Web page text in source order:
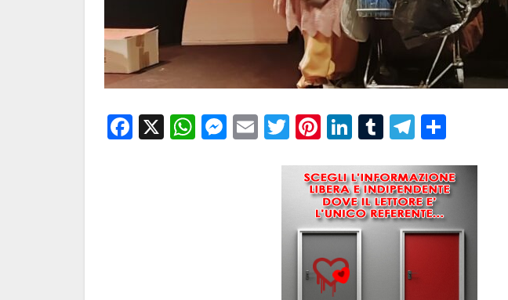
Facebook
X WhatsApp
Messenger
EmailTwitter
Pinterest
LinkedIn
TumblrTelegram